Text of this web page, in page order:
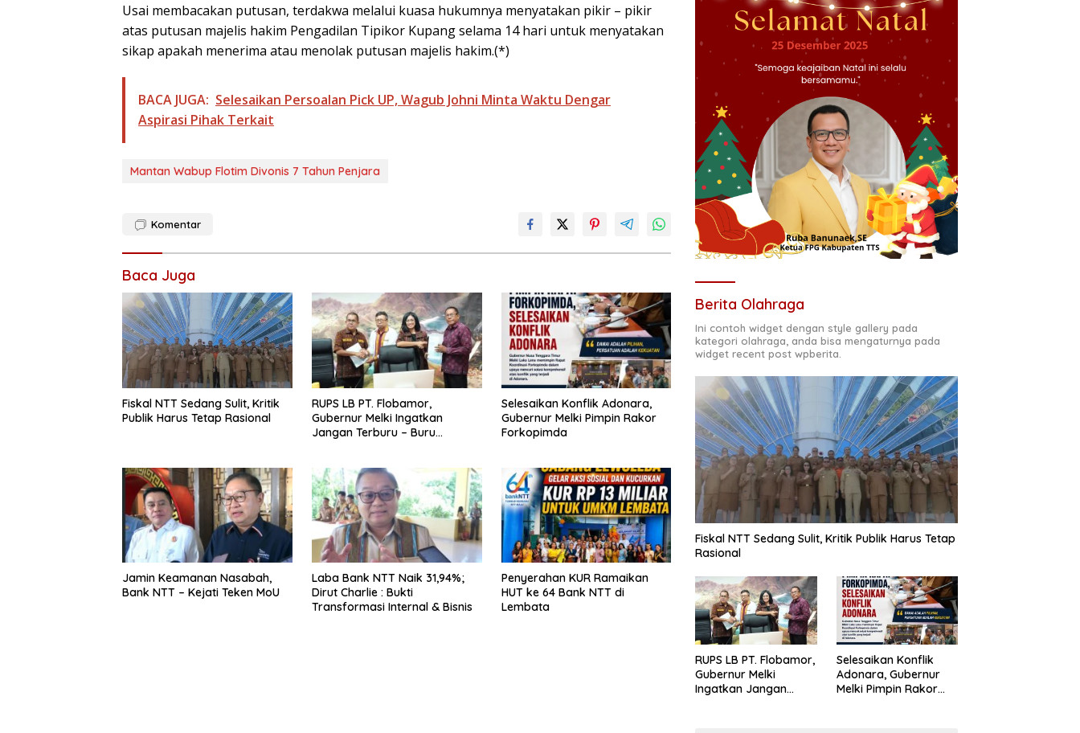
Usai membacakan putusan, terdakwa melalui kuasa hukumnya menyatakan pikir – pikir
atas putusan majelis hakim Pengadilan Tipikor Kupang selama 14 hari untuk menyatakan
sikap apakah menerima atau menolak putusan majelis hakim.(*)
BACA JUGA: Selesaikan Persoalan Pick UP, Wagub Johni Minta Waktu Dengar
Aspirasi Pihak Terkait
Mantan Wabup Flotim Divonis 7 Tahun Penjara
Komentar
Baca Juga
Fiskal NTT Sedang Sulit, Kritik
Publik Harus Tetap Rasional
RUPS LB PT. Flobamor,
Gubernur Melki Ingatkan
Jangan Terburu – Buru
Selesaikan Konflik Adonara,
Gubernur Melki Pimpin Rakor
Forkopimda
Jamin Keamanan Nasabah,
Bank NTT – Kejati Teken MoU
Laba Bank NTT Naik 31,94%;
Dirut Charlie : Bukti
Transformasi Internal & Bisnis
Penyerahan KUR Ramaikan
HUT ke 64 Bank NTT di
Lembata
Berita Olahraga
Ini contoh widget dengan style gallery pada
kategori olahraga, anda bisa mengaturnya pada
widget recent post wpberita.
Fiskal NTT Sedang Sulit, Kritik Publik Harus Tetap
Rasional
RUPS LB PT. Flobamor,
Gubernur Melki
Ingatkan Jangan
Selesaikan Konflik
Adonara, Gubernur
Melki Pimpin Rakor